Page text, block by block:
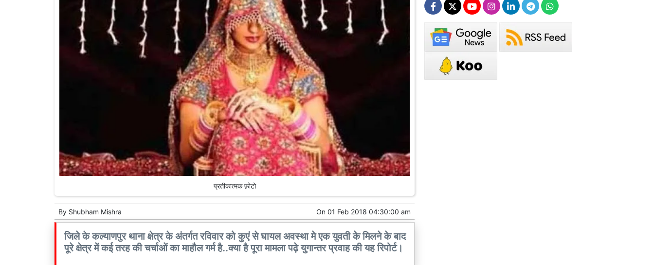
प्रतीकात्मक फ़ोटो
By Shubham Mishra On 01 Feb 2018 04:30:00 am
जिले के कल्याणपुर थाना क्षेत्र के अंतर्गत रविवार को कुएं से घायल अवस्था मे एक युवती के मिलने के बाद
पूरे क्षेत्र में कई तरह की चर्चाओं का माहौल गर्म है..क्या है पूरा मामला पढ़े युगान्तर प्रवाह की यह रिपोर्ट।